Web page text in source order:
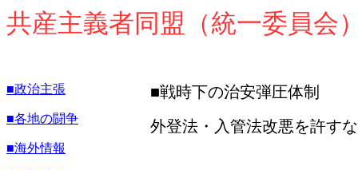
共産主義者同盟（統一委員会
■政治主張
■各地の闘争
■海外情報
■戦時下の治安弾圧体制
外登法・入管法改悪を許す